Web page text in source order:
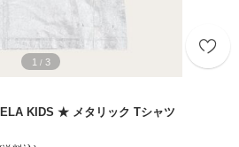
1 / 3
KIDS ★ メタリック Tシャツ